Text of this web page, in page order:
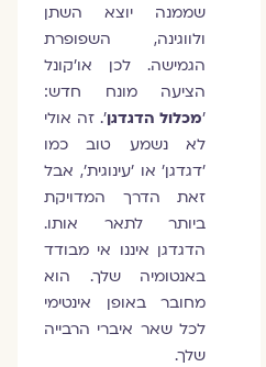
שממנה יוצא השתן
ולווגינה, השפופרת
הגמישה. לכן או'קונל
הציעה מונח חדש:
מכלול הדגדגן'. זה אולי
לא נשמע טוב כמו
'דגדגן' או 'עינוגית', אבל
זאת הדרך המדויקת
ביותר לתאר אותו.
הדגדגן איננו אי מבודד
באנטומיה שלך. הוא
מחובר באופן אינטימי
לכל שאר איברי הרבייה
שלך.